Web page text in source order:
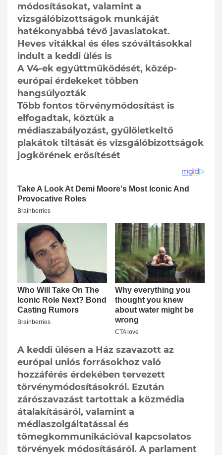
módosításokat, valamint a
vizsgálóbizottságok munkáját
hatékonyabbá tévő javaslatokat.
Heves vitákkal és éles szóváltásokkal
indult a keddi ülés is
A V4-ek együttműködését, közép-
európai érdekeket többen
hangsúlyozták
Több fontos törvénymódosítást is
elfogadtak, köztük a
médiaszabályozást, gyűlöletkeltő
plakátok tiltását és vizsgálóbizottságok
jogkörének erősítését
A keddi ülésen a Ház szavazott az
európai uniós forrásokhoz való
hozzáférés érdekében tervezett
törvénymódosításokról. Ezután
zárószavazást tartottak a közmédia
átalakításáról, valamint a
médiaszolgáltatással és
tömegkommunikációval kapcsolatos
törvények módosításáról. A parlament